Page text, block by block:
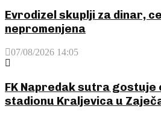
Evrodizel skuplji za dinar,
nepromenjena
07/08/2026 14:05
FK Napredak sutra gostuje
stadionu Kraljevica u